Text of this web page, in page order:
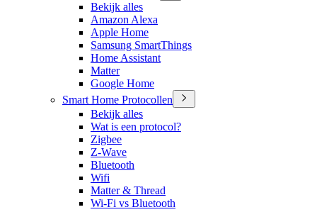
Bekijk alles
Amazon Alexa
Apple Home
Samsung SmartThings
Home Assistant
Matter
Google Home
Smart Home Protocollen
Bekijk alles
Wat is een protocol?
Zigbee
Z-Wave
Bluetooth
Wifi
Matter & Thread
Wi-Fi vs Bluetooth